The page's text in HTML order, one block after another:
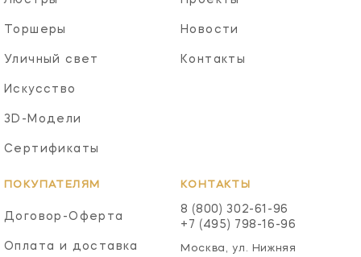
Торшеры
Уличный свет
Искусство
3D-Модели
Сертификаты
Новости
Контакты
ПОКУПАТЕЛЯМ
Договор-Оферта
Оплата и доставка
КОНТАКТЫ
8 (800) 302-61-96
+7 (495) 798-16-96
Москва, ул. Нижняя